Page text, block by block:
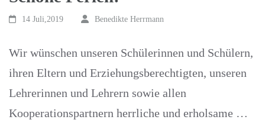
14 Juli,2019 Benedikte Herrmann
Wir wünschen unseren Schülerinnen und Schülern,
ihren Eltern und Erziehungsberechtigten, unseren
Lehrerinnen und Lehrern sowie allen
Kooperationspartnern herrliche und erholsame …